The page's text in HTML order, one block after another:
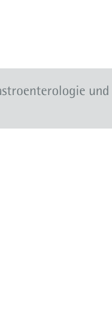
und